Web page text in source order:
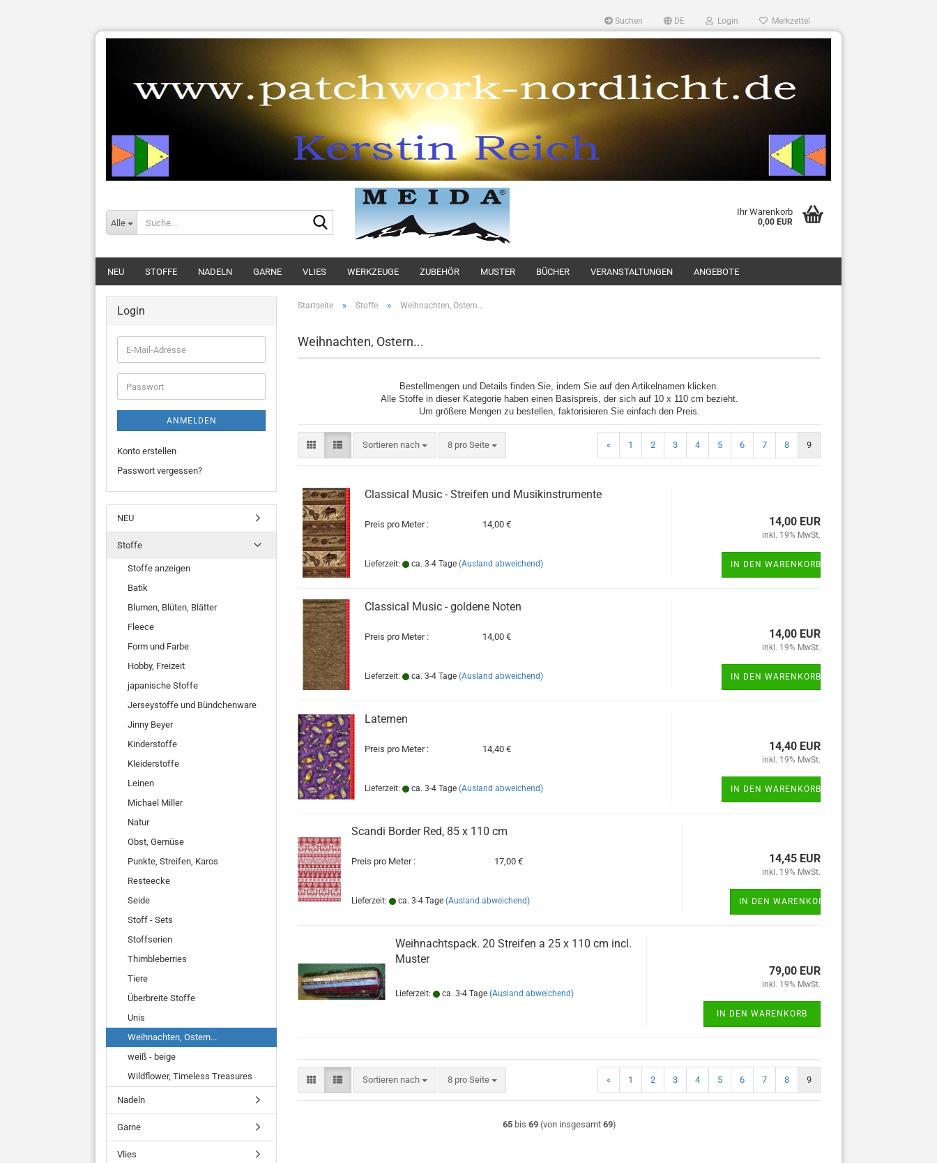
Suchen DE Login Merkzettel
Alle
Ihr Warenkorb
0,00 EUR
NEU STOFFE NADELN GARNE VLIES WERKZEUGE ZUBEHÖR MUSTER BÜCHER VERANSTALTUNGEN ANGEBOTE
Startseite » Stoffe » Weihnachten, Ostern...
Weihnachten, Ostern...
Bestellmengen und Details finden Sie, indem Sie auf den Artikelnamen klicken.
Alle Stoffe in dieser Kategorie haben einen Basispreis, der sich auf 10 x 110 cm bezieht.
Um größere Mengen zu bestellen, faktorisieren Sie einfach den Preis.
Sortieren nach
Sortieren nach 8 pro Seite
pro Seite « 1 2 3 4 5 6 7 8 9
Classical Music - Streifen und Musikinstrumente
Preis pro Meter : 14,00 €
Lieferzeit: ca. 3-4 Tage (Ausland abweichend)
14,00 EUR
inkl. 19% MwSt.
IN DEN WARENKORB
Classical Music - goldene Noten
Preis pro Meter : 14,00 €
Lieferzeit: ca. 3-4 Tage (Ausland abweichend)
14,00 EUR
inkl. 19% MwSt.
IN DEN WARENKORB
Laternen
Preis pro Meter : 14,40 €
Lieferzeit: ca. 3-4 Tage (Ausland abweichend)
14,40 EUR
inkl. 19% MwSt.
IN DEN WARENKORB
Scandi Border Red, 85 x 110 cm
Preis pro Meter : 17,00 €
Lieferzeit: ca. 3-4 Tage (Ausland abweichend)
14,45 EUR
inkl. 19% MwSt.
IN DEN WARENKORB
Weihnachtspack. 20 Streifen a 25 x 110 cm incl.
Muster
Lieferzeit: ca. 3-4 Tage (Ausland abweichend)
79,00 EUR
inkl. 19% MwSt.
IN DEN WARENKORB
Sortieren nach
Sortieren nach 8 pro Seite
pro Seite « 1 2 3 4 5 6 7 8 9
65bis 69(von insgesamt 69)
Login
E-
Mail-
Adresse
Passwort
ANMELDEN
Konto erstellen
Passwort vergessen?
NEU
Stoffe
Stoffe anzeigen
Batik
Blumen, Blüten, Blätter
Fleece
Form und Farbe
Hobby, Freizeit
japanische Stoffe
Jerseystoffe und Bündchenware
Jinny Beyer
Kinderstoffe
Kleiderstoffe
Leinen
Michael Miller
Natur
Obst, Gemüse
Punkte, Streifen, Karos
Resteecke
Seide
Stoff - Sets
Stoffserien
Thimbleberries
Tiere
Überbreite Stoffe
Unis
Weihnachten, Ostern...
weiß - beige
Wildflower, Timeless Treasures
Nadeln
Garne
Vlies